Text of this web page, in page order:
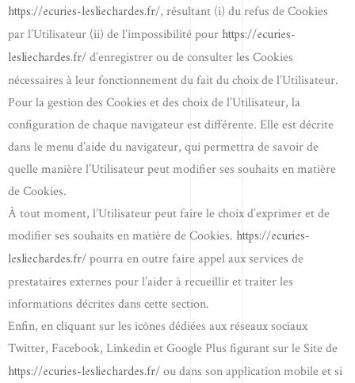
https://ecuries-lesliechardes.fr/, résultant (i) du refus de Cookies
par l’Utilisateur (ii) de l’impossibilité pour https://ecuries-
lesliechardes.fr/d’enregistrer ou de consulter les Cookies
nécessaires à leur fonctionnement du fait du choix de l’Utilisateur.
Pour la gestion des Cookies et des choix de l’Utilisateur, la
configuration de chaque navigateur est différente. Elle est décrite
dans le menu d’aide du navigateur, qui permettra de savoir de
quelle manière l’Utilisateur peut modifier ses souhaits en matière
de Cookies.
À tout moment, l’Utilisateur peut faire le choix d’exprimer et de
modifier ses souhaits en matière de Cookies. https://ecuries-
lesliechardes.fr/pourra en outre faire appel aux services de
prestataires externes pour l’aider à recueillir et traiter les
informations décrites dans cette section.
Enfin, en cliquant sur les icônes dédiées aux réseaux sociaux
Twitter, Facebook, Linkedin et Google Plus figurant sur le Site de
https://ecuries-lesliechardes.fr/ou dans son application mobile et si